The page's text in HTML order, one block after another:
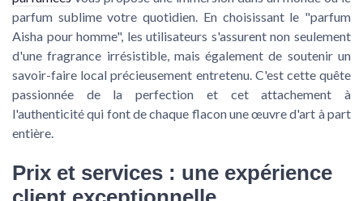
parfum sublime votre quotidien. En choisissant le "parfum
Aisha pour homme", les utilisateurs s'assurent non seulement
d'une fragrance irrésistible, mais également de soutenir un
savoir-faire local précieusement entretenu. C'est cette quête
passionnée de la perfection et cet attachement à
l'authenticité qui font de chaque flacon une œuvre d'art à part
entière.
Prix et services : une expérience